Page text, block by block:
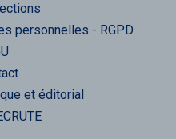
personnelles - RGPD
et éditorial